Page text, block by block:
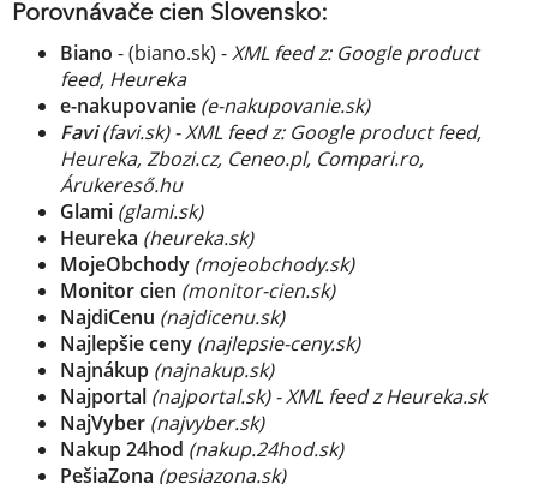
Porovnávače cien Slovensko:
Biano - (biano.sk) -XML feed z: Google product
feed, Heureka
e-nakupovanie (e-nakupovanie.sk)
Favi(favi.sk) - XML feed z: Google product feed,
Heureka, Zbozi.cz, Ceneo.pl, Compari.ro,
Árukereső.hu
Glami (glami.sk)
Heureka (heureka.sk)
MojeObchody (mojeobchody.sk)
Monitor cien (monitor-cien.sk)
NajdiCenu (najdicenu.sk)
Najlepšie ceny (najlepsie-ceny.sk)
Najnákup (najnakup.sk)
Najportal (najportal.sk) - XML feed z Heureka.sk
NajVyber (najvyber.sk)
Nakup 24hod (nakup.24hod.sk)
PešiaZona (pesiazona.sk)